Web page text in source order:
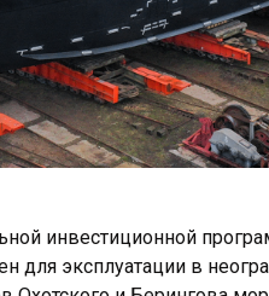
инвестиционной
для эксплуатации в